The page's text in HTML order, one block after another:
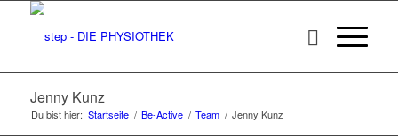
Jenny Kunz
Du bist hier: Startseite / Be-Active / Team / Jenny Kunz